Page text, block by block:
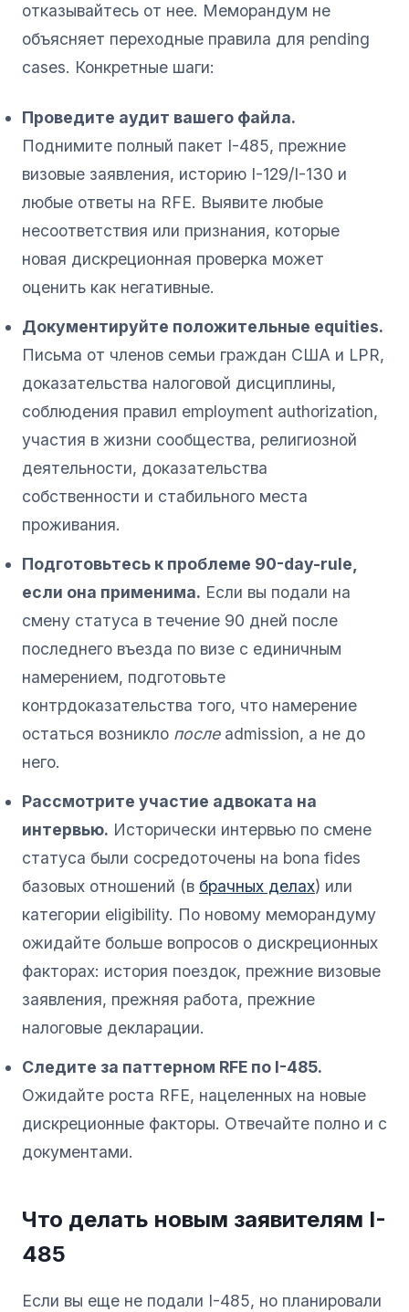
отказывайтесь от нее. Меморандум не
объясняет переходные правила для pending
cases. Конкретные шаги:
Проведите аудит вашего файла.
Поднимите полный пакет I-485, прежние
визовые заявления, историю I-129/I-130 и
любые ответы на RFE. Выявите любые
несоответствия или признания, которые
новая дискреционная проверка может
оценить как негативные.
Документируйте положительные equities.
Письма от членов семьи граждан США и LPR,
доказательства налоговой дисциплины,
соблюдения правил employment authorization,
участия в жизни сообщества, религиозной
деятельности, доказательства
собственности и стабильного места
проживания.
Подготовьтесь к проблеме 90-day-rule,
если она применима. Если вы подали на
смену статуса в течение 90 дней после
последнего въезда по визе с единичным
намерением, подготовьте
контрдоказательства того, что намерение
остаться возникло послеadmission, а не до
него.
Рассмотрите участие адвоката на
интервью. Исторически интервью по смене
статуса были сосредоточены на bona fides
базовых отношений (в брачных делах) или
категории eligibility. По новому меморандуму
ожидайте больше вопросов о дискреционных
факторах: история поездок, прежние визовые
заявления, прежняя работа, прежние
налоговые декларации.
Следите за паттерном RFE по I-485.
Ожидайте роста RFE, нацеленных на новые
дискреционные факторы. Отвечайте полно и с
документами.
Что делать новым заявителям I-
485
Если вы еще не подали I-485, но планировали